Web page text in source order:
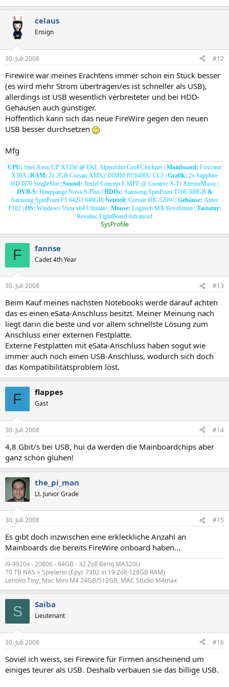
celaus
Ensign
30. Juli 2008 #12
Firewire war meines Erachtens immer schon ein Stück besser
(es wird mehr Strom übertragen/es ist schneller als USB),
allerdings ist USB wesentlich verbreiteter und bei HDD-
Gehäusen auch günstiger.
Hoffentlich kann sich das neue FireWire gegen den neuen
USB besser durchsetzen
Mfg
CPU: Intel Xeon UP X3350 @ EKL Alpenföhn Groß'Clockner | Mainboard: Foxconn
X38A | RAM: 2x 2GB Corsair XMS2 DIMM PC6400U CL5 | Grafik: 2x Sapphire
HD3870 SingleSlot | Sound: Teufel Concept E MPE @ Creative X-Fi XtremeMusic |
DVB-S: Hauppauge Nova-S-Plus | HDDs: Samsung SpinPoint T166 500GB &
Samsung SpinPoint F1 642JJ 640GB| Netzteil: Corsair HX-520W | Gehäuse: Antec
P182 | OS: Windows Vista x64 Ultimate | Mouse: Logitech MX Revolution | Tastatur:
Revoltec FightBoard Advanced​
SysProfile
F fannse
Cadet 4th Year
30. Juli 2008 #13
Beim Kauf meines nächsten Notebooks werde darauf achten
das es einen eSata-Anschluss besitzt. Meiner Meinung nach
liegt darin die beste und vor allem schnellste Lösung zum
Anschluss einer externen Festplatte.
Externe Festplatten mit eSata-Anschluss haben sogut wie
immer auch noch einen USB-Anschluss, wodurch sich doch
das Kompatibilitätsproblem löst.
F flappes
Gast
30. Juli 2008 #14
4,8 Gbit/s bei USB, hui da werden die Mainboardchips aber
ganz schön glühen!
the_pi_man
Lt. Junior Grade
30. Juli 2008 #15
Es gibt doch inzwischen eine erkleckliche Anzahl an
Mainboards die bereits FireWire onboard haben...
i9-9920x - 2080ti - 64GB - 32 Zoll Benq MA320U
70 TB NAS + Spielerei (Epyc 7302 in 19 Zoll-128GB RAM)
Lenovo Tiny, Mac Mini M4 24GB/512GB, MAC Studio M4max
S Saiba
Lieutenant
30. Juli 2008 #16
Soviel ich weiss, sei Firewire für Firmen anscheinend um
einiges teurer als USB. Deshalb verbauen sie das billige USB.